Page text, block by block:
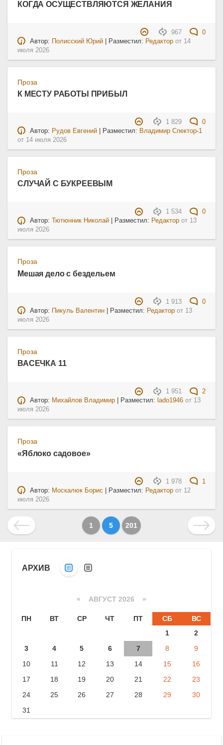
КОГДА ОСУЩЕСТВЛЯЮТСЯ ЖЕЛАНИЯ
967
0
Автор: Полисский Юрий | Разместил: Редактор от 14
июля 2026
Проза
К МЕСТУ РАБОТЫ ПРИБЫЛ
1 829
0
Автор: Рудов Евгений | Разместил: Владимир Спектор-1
от 14 июля 2026
Проза
СЛУЧАЙ С БУКРЕЕВЫМ
1 534
0
Автор:
Тютюнник Николай | Разместил: Редактор от 13
июля 2026
Проза
Мешая дело с бездельем
1 913
0
Автор: Пикуль Валентин | Разместил: Редактор от 13
июля 2026
Проза
ВАСЕЧКА 11
1 951
2
Автор: Михайлов Владимир | Разместил: lado1946 от 13
июля 2026
Проза
«Яблоко садовое»
1 978
1
Автор: Москалюк Борис | Разместил: Редактор от 12
июля 2026
1 5 201
АРХИВ
« АВГУСТ 2026 »
ПН ВТ СР ЧТ ПТ СБ
ВС
1
2
3
4 5 6 7 8
9
10
11 12 13 14 15
16
17
18 19 20 21 22
23
24
25 26 27 28 29
30
31